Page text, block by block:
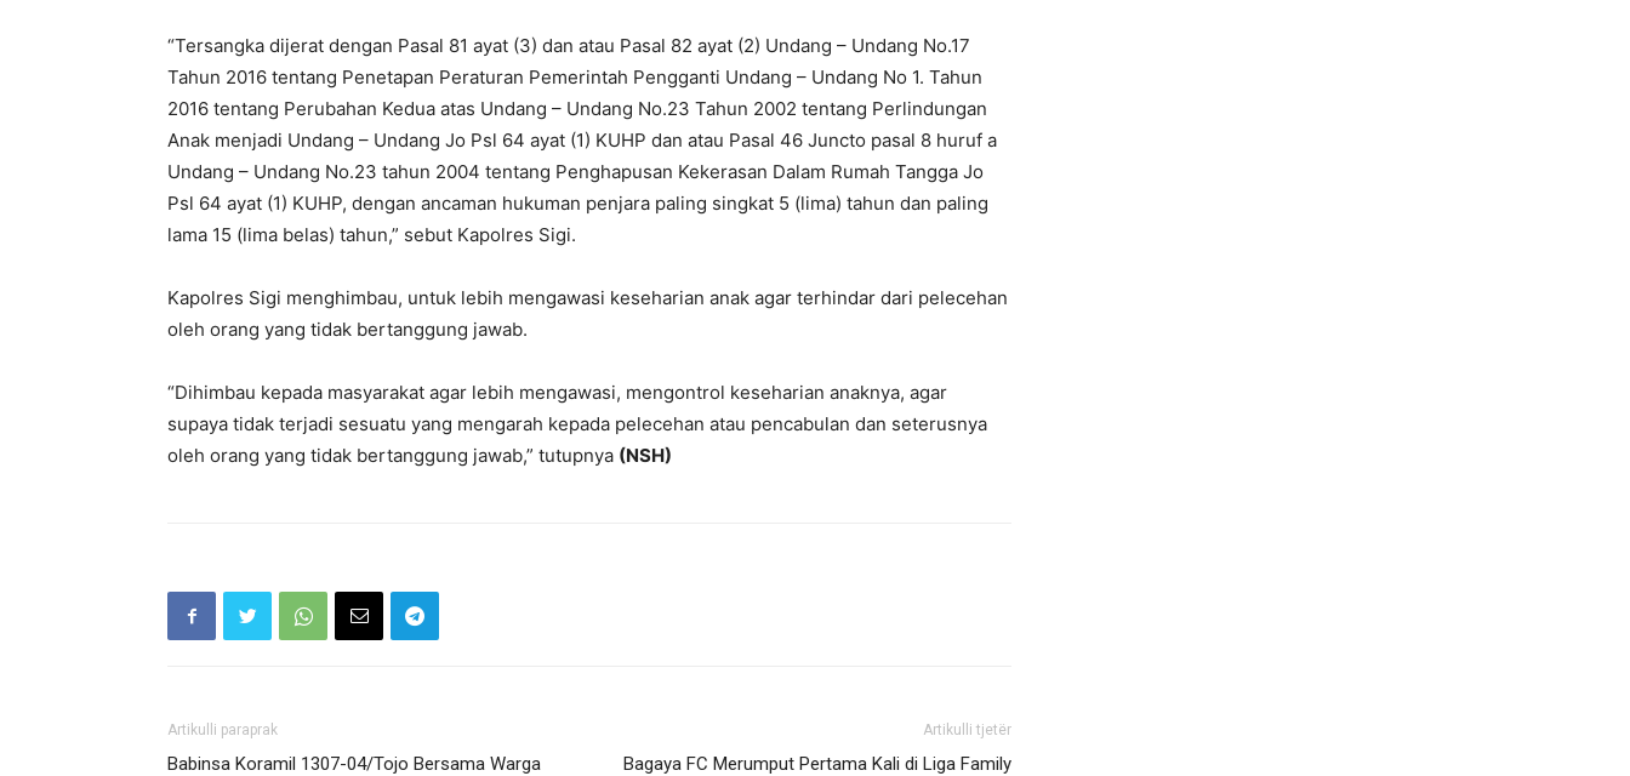
“Tersangka dijerat dengan Pasal 81 ayat (3) dan atau Pasal 82 ayat (2) Undang – Undang No.17
Tahun 2016 tentang Penetapan Peraturan Pemerintah Pengganti Undang – Undang No 1. Tahun
2016 tentang Perubahan Kedua atas Undang – Undang No.23 Tahun 2002 tentang Perlindungan
Anak menjadi Undang – Undang Jo Psl 64 ayat (1) KUHP dan atau Pasal 46 Juncto pasal 8 huruf a
Undang – Undang No.23 tahun 2004 tentang Penghapusan Kekerasan Dalam Rumah Tangga Jo
Psl 64 ayat (1) KUHP, dengan ancaman hukuman penjara paling singkat 5 (lima) tahun dan paling
lama 15 (lima belas) tahun,” sebut Kapolres Sigi.
Kapolres Sigi menghimbau, untuk lebih mengawasi keseharian anak agar terhindar dari pelecehan
oleh orang yang tidak bertanggung jawab.
“Dihimbau kepada masyarakat agar lebih mengawasi, mengontrol keseharian anaknya, agar
supaya tidak terjadi sesuatu yang mengarah kepada pelecehan atau pencabulan dan seterusnya
oleh orang yang tidak bertanggung jawab,” tutupnya (NSH)
Artikulli paraprak
Babinsa Koramil 1307-04/Tojo Bersama Warga
Artikulli tjetër
Bagaya FC Merumput Pertama Kali di Liga Family